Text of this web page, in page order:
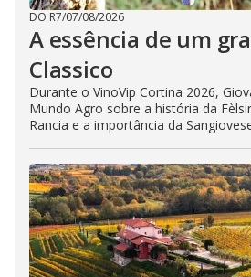
DO R7/07/08/2026
A essência de um
Classico
Durante o VinoVip Cortina 2026,
Mundo Agro sobre a história da
Rancia e a importância da